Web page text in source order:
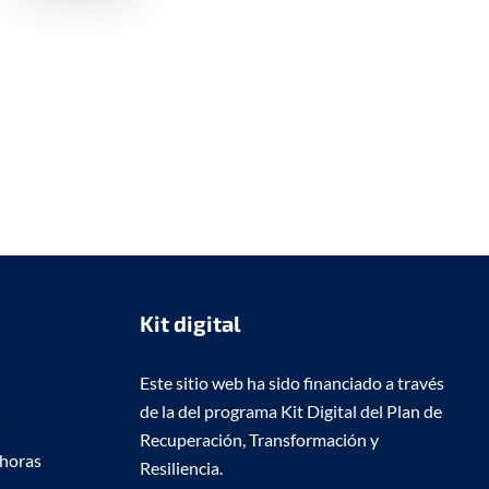
Kit digital
Este sitio web ha sido financiado a través
de la del programa Kit Digital del Plan de
Recuperación, Transformación y
Resiliencia.